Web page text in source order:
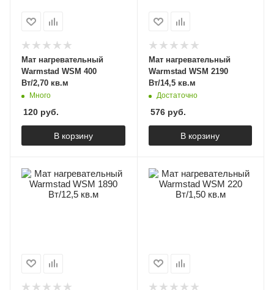
Мат нагревательный
Warmstad WSM 400
Вт/2,70 кв.м
Много
120 руб.
В корзину
Мат нагревательный
Warmstad WSM 2190
Вт/14,5 кв.м
Достаточно
576руб.
В корзину